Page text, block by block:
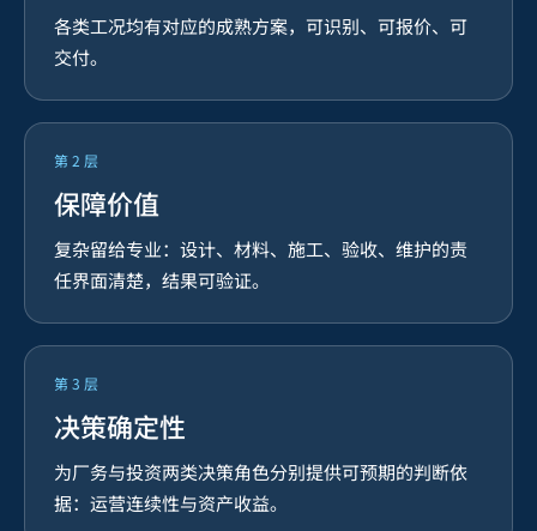
各类工况均有对应的成熟方案，可识别、可报价、可
交付。
第2 层
保障价值
复杂留给专业：设计、材料、施工、验收、维护的责
任界面清楚，结果可验证。
第3 层
决策确定性
为厂务与投资两类决策角色分别提供可预期的判断依
据：运营连续性与资产收益。